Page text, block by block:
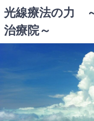
ン
テ
プ
光線療法の力
治療院～